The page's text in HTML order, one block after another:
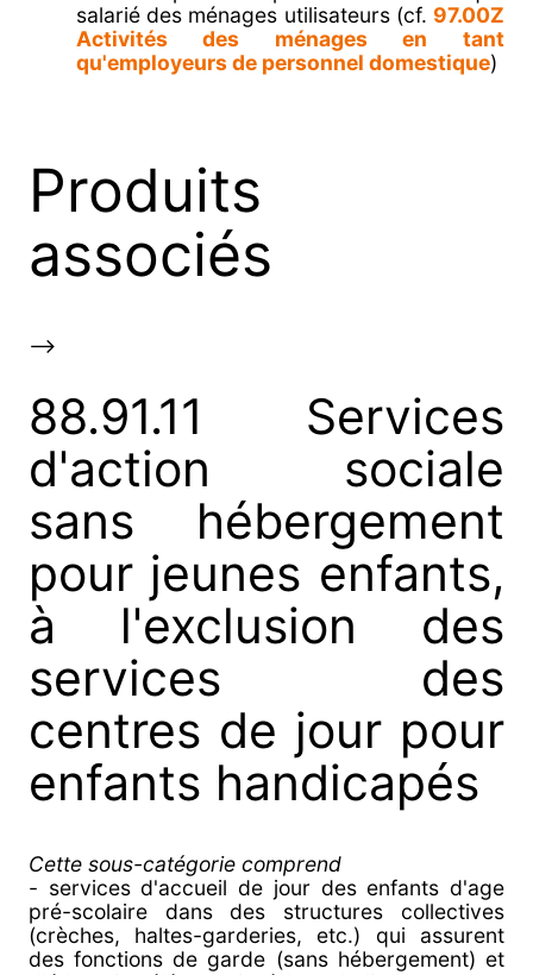
salarié des ménages utilisateurs (cf. 97.00Z
Activités des ménages en tant
qu'employeurs de personnel domestique)
Produits
associés
-->
88.91.11 Services
d'action sociale
sans hébergement
pour jeunes enfants,
à l'exclusion des
services des
centres de jour pour
enfants handicapés
Cette sous-catégorie comprend
- services d'accueil de jour des enfants d'age
pré-scolaire dans des structures collectives
(crèches, haltes-garderies, etc.) qui assurent
des fonctions de garde (sans hébergement) et